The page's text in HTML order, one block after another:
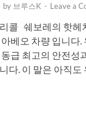
by 브루스K - Leave a
콜 쉐보레의 핫헤
베오 차량 입니다.
급 최고의 안전성
다. 이 말은 아직도